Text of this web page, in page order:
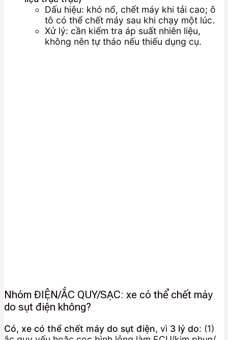
Dấu hiệu: khó nổ, chết máy khi tải cao; ô
tô có thể chết máy sau khi chạy một lúc.
Xử lý: cần kiểm tra áp suất nhiên liệu,
không nên tự tháo nếu thiếu dụng cụ.
Nhóm ĐIỆN/ẮC QUY/SẠC: xe có thể chết máy
do sụt điện không?
Có, xe có thể chết máy do sụt điện, vì 3 lý do: (1)